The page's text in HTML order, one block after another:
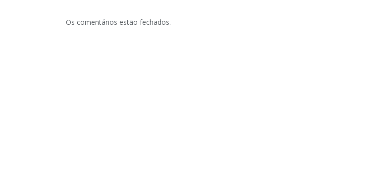
Os comentários estão fechados.